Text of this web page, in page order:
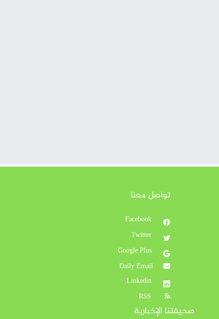
تواصل معنا
Facebook
Twitter
Google Plus
Daily Email
Linkedin
RSS
صحيفتنا الإخبارية